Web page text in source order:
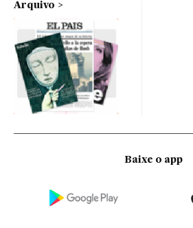
Arquivo
Baixe o app